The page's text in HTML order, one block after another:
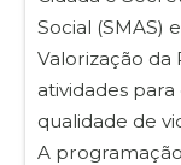
Social (SMAS)
Valorização da
atividades
qualidade de
A